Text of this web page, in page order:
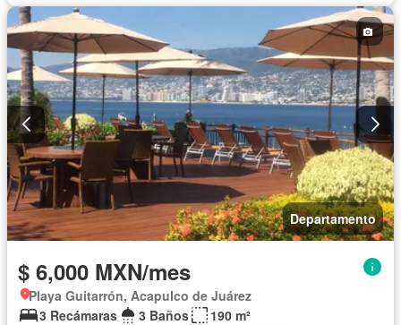
Departamento
$ 6,000 MXN/mes
Playa Guitarrón, Acapulco de Juárez
3 Recámaras
3 Baños 190 m²